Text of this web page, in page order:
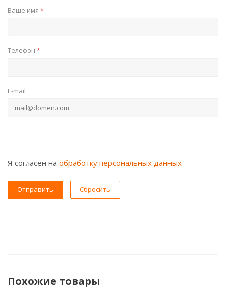
Ваше имя *
Телефон *
E-mail
Я согласен на обработку персональных данных
Сбросить
Похожие товары